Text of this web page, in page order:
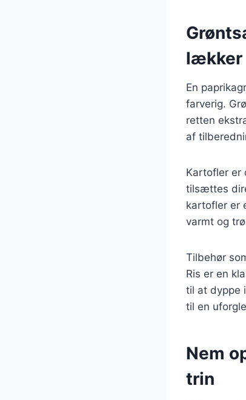
lækker
En
farverig.
retten
af
Kartofler er
tilsættes
kartofler er
varmt og
Tilbehør
Ris er en
til at dyppe
til en
Nem
trin